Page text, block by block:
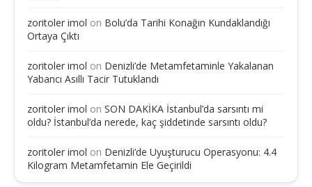
zoritoler imol on Bolu’da Tarihi Konağın Kundaklandığı
Ortaya Çıktı
zoritoler imol on Denizli’de Metamfetaminle Yakalanan
Yabancı Asıllı Tacir Tutuklandı
zoritoler imol on SON DAKİKA İstanbul’da sarsıntı mi
oldu? İstanbul’da nerede, kaç şiddetinde sarsıntı oldu?
zoritoler imol on Denizli’de Uyuşturucu Operasyonu: 4.4
Kilogram Metamfetamin Ele Geçirildi